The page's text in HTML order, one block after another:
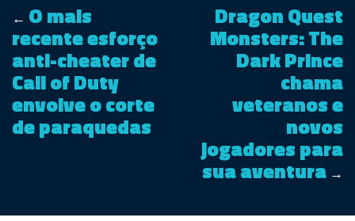
← O mais
recente esforço
anti-cheater de
Call of Duty
envolve o corte
de paraquedas
Dragon Quest
Monsters: The
Dark Prince
chama
veteranos e
novos
jogadores para
sua aventura →